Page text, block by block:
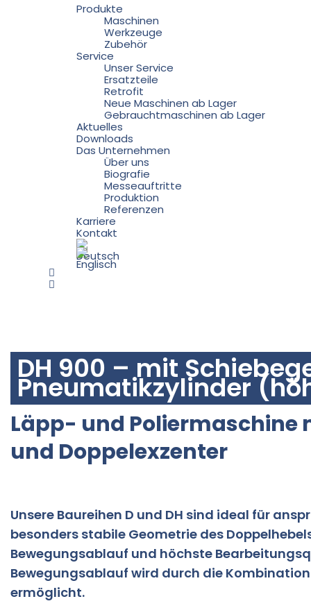
Produkte
Maschinen
Werkzeuge
Zubehör
Service
Unser Service
Ersatzteile
Retrofit
Neue Maschinen ab Lager
Gebrauchtmaschinen ab Lager
Aktuelles
Downloads
Das Unternehmen
Über uns
Biografie
Messeauftritte
Produktion
Referenzen
Karriere
Kontakt
DH 900 – mit
Pneumatikzylinder
Läpp- und Poliermaschine
und Doppelexzenter
Unsere Baureihen D und DH sind ideal für
besonders stabile Geometrie des
Bewegungsablauf und höchste
Bewegungsablauf wird durch die Kombination
ermöglicht.